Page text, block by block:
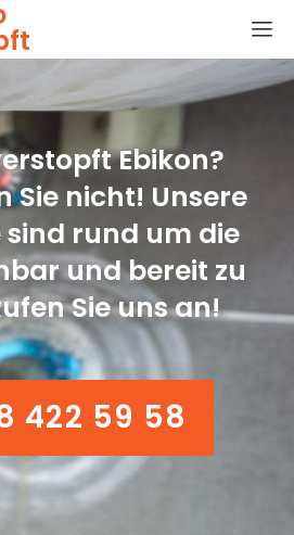
Ebikon?
Sie nicht! Unsere
rund um die
und bereit zu
Sie uns an!
422 59 58
422 59 58